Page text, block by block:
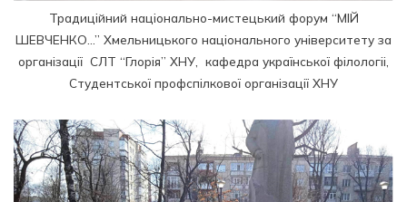
Традиційний національно-мистецький форум “МІЙ
ШЕВЧЕНКО…” Хмельницького національного університету за
організації СЛТ “Глорія” ХНУ, кафедра української філологіі,
Студентської профспілкової організації ХНУ